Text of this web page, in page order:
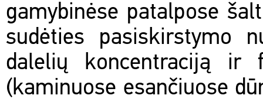
gamybinėse patalpose
sudėties pasiskirstymo
dalelių koncentraciją ir
(kaminuose esančiuose